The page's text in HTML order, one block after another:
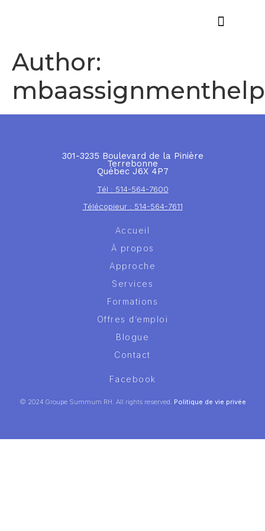
Author:
301-3235 Boulevard de la Pinière
Terrebonne
Québec J6X 4P7
Tél : 514-564-7600
Télécopieur : 514-564-7611
Accueil
À propos
Approche
Services
Formations
Offres d’emploi
Blogue
Contact
Facebook
© 2024 Groupe Summum RH. All rights reserved. Politique de vie privée